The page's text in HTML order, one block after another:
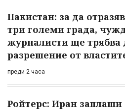
Пакистан: за да
три големи града,
журналисти ще трябва
разрешение от
преди 2 часа
Ройтерс: Иран заплаши